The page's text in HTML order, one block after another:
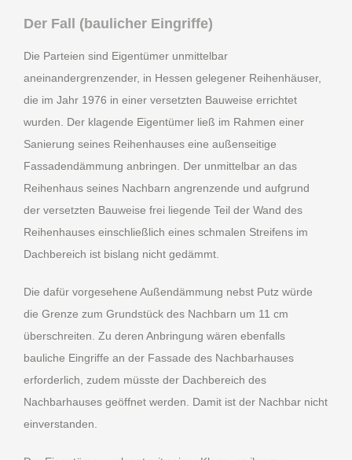
Der Fall (baulicher Eingriffe)
Die Parteien sind Eigentümer unmittelbar
aneinandergrenzender, in Hessen gelegener Reihenhäuser,
die im Jahr 1976 in einer versetzten Bauweise errichtet
wurden. Der klagende Eigentümer ließ im Rahmen einer
Sanierung seines Reihenhauses eine außenseitige
Fassadendämmung anbringen. Der unmittelbar an das
Reihenhaus seines Nachbarn angrenzende und aufgrund
der versetzten Bauweise frei liegende Teil der Wand des
Reihenhauses einschließlich eines schmalen Streifens im
Dachbereich ist bislang nicht gedämmt.
Die dafür vorgesehene Außendämmung nebst Putz würde
die Grenze zum Grundstück des Nachbarn um 11 cm
überschreiten. Zu deren Anbringung wären ebenfalls
bauliche Eingriffe an der Fassade des Nachbarhauses
erforderlich, zudem müsste der Dachbereich des
Nachbarhauses geöffnet werden. Damit ist der Nachbar nicht
einverstanden.